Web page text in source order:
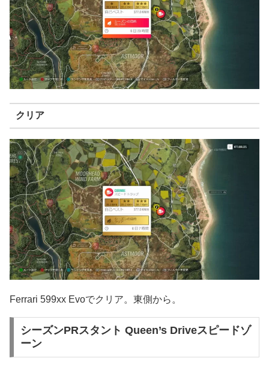
クリア
Ferrari 599xx Evoでクリア。東側から。
シーズンPRスタント Queen’s Driveスピードゾ
ーン